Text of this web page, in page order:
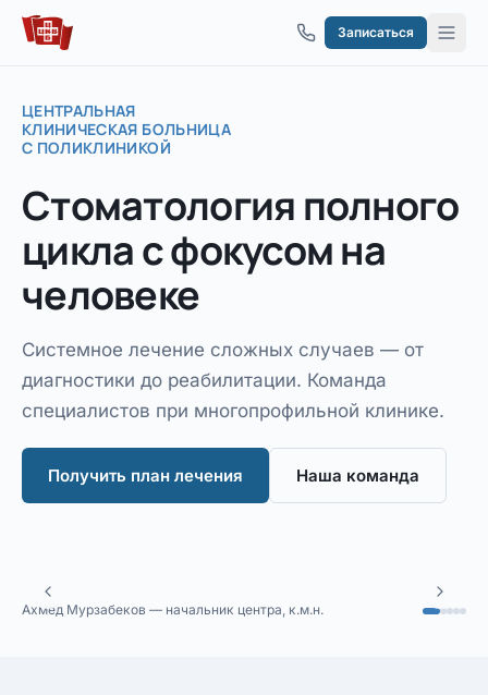
Перейти к содержимому
Записаться
ЦЕНТРАЛЬНАЯ
КЛИНИЧЕСКАЯ БОЛЬНИЦА
С ПОЛИКЛИНИКОЙ
Стоматология полного
циклас фокусом на
человеке
Системное лечение сложных случаев — от
диагностики до реабилитации. Команда
специалистов при многопрофильной клинике.
Получить план лечения Наша команда
Ахмед Мурзабеков — начальник центра, к.м.н.